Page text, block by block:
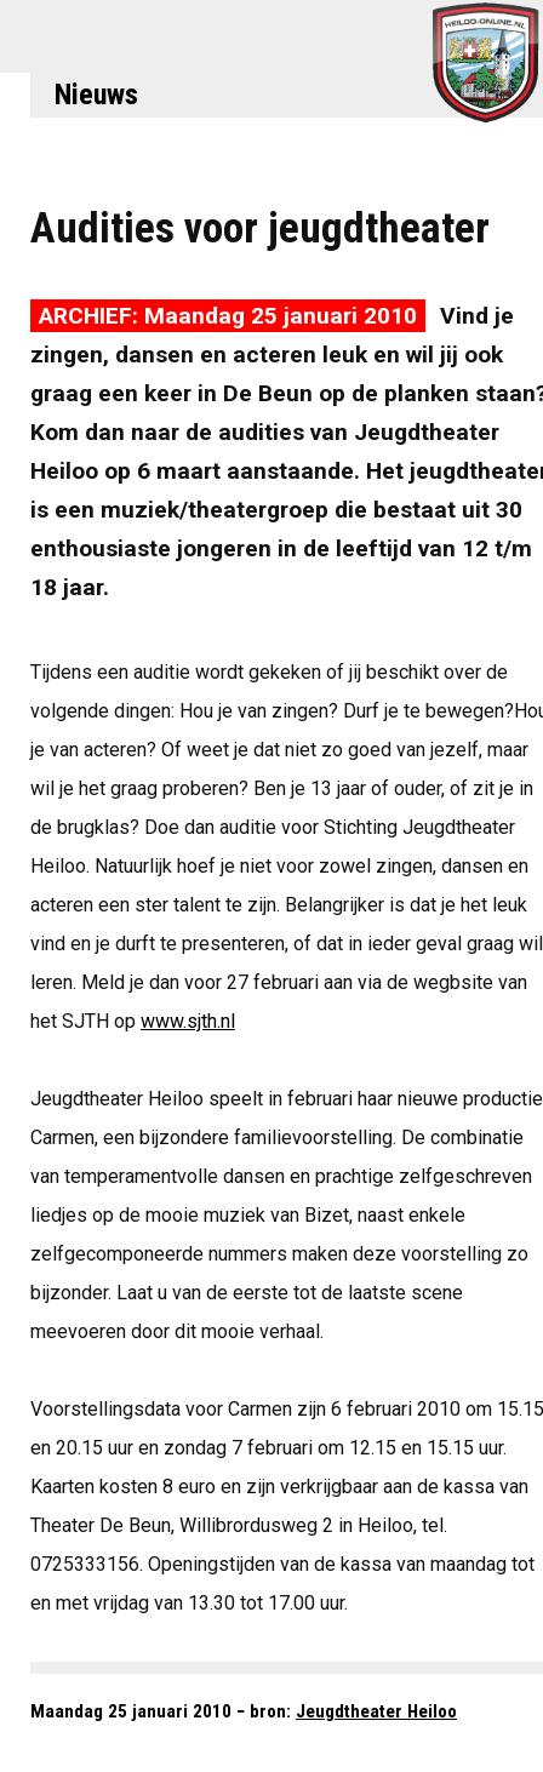
Nieuws
Audities voor jeugdtheater
ARCHIEF: Maandag 25 januari 2010
Vind je
zingen, dansen en acteren leuk en wil jij ook
graag een keer in De Beun op de planken
Kom dan naar de audities van Jeugdtheater
Heiloo op 6 maart aanstaande. Het
is een muziek/theatergroep die bestaat uit 30
enthousiaste jongeren in de leeftijd van 12 t/m
18 jaar.
Tijdens een auditie wordt gekeken of jij beschikt over de
volgende dingen: Hou je van zingen? Durf je te
je van acteren? Of weet je dat niet zo goed van jezelf, maar
wil je het graag proberen? Ben je 13 jaar of ouder, of zit je in
de brugklas? Doe dan auditie voor Stichting Jeugdtheater
Heiloo. Natuurlijk hoef je niet voor zowel zingen, dansen en
acteren een ster talent te zijn. Belangrijker is dat je het leuk
vind en je durft te presenteren, of dat in ieder geval graag
leren. Meld je dan voor 27 februari aan via de wegbsite van
het SJTH op www.sjth.nl
Jeugdtheater Heiloo speelt in februari haar nieuwe productie
Carmen, een bijzondere familievoorstelling. De combinatie
van temperamentvolle dansen en prachtige zelfgeschreven
liedjes op de mooie muziek van Bizet, naast enkele
zelfgecomponeerde nummers maken deze voorstelling zo
bijzonder. Laat u van de eerste tot de laatste scene
meevoeren door dit mooie verhaal.
Voorstellingsdata voor Carmen zijn 6 februari 2010 om 15.15
en 20.15 uur en zondag 7 februari om 12.15 en 15.15 uur.
Kaarten kosten 8 euro en zijn verkrijgbaar aan de kassa van
Theater De Beun, Willibrordusweg 2 in Heiloo, tel.
0725333156. Openingstijden van de kassa van maandag tot
en met vrijdag van 13.30 tot 17.00 uur.
Maandag 25 januari 2010 − bron: Jeugdtheater Heiloo